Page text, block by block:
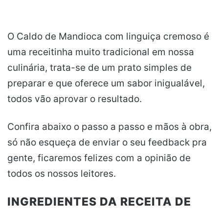
O Caldo de Mandioca com linguiça cremoso é
uma receitinha muito tradicional em nossa
culinária, trata-se de um prato simples de
preparar e que oferece um sabor inigualável,
todos vão aprovar o resultado.
Confira abaixo o passo a passo e mãos à obra,
só não esqueça de enviar o seu feedback pra
gente, ficaremos felizes com a opinião de
todos os nossos leitores.
INGREDIENTES DA RECEITA DE